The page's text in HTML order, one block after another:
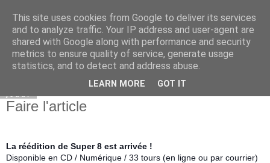
Guillo le site
Faire l'article
La réédition de Super 8 est arrivée !
Disponible en CD / Numérique / 33 tours (en ligne ou par courrier)
This site uses cookies from Google to deliver its services
and to analyze traffic. Your IP address and user-agent are
shared with Google along with performance and security
metrics to ensure quality of service, generate usage
statistics, and to detect and address abuse.
LEARN MORE GOT IT